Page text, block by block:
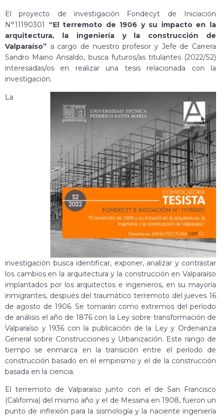
El proyecto de investigación Fondecyt de Iniciación
N°11190301 “El terremoto de 1906 y su impacto en la
arquitectura, la ingeniería y la construcción de
Valparaíso” a cargo de nuestro profesor y Jefe de Carrera
Sandro Maino Ansaldo, busca futuros/as titulantes (2022/S2)
interesadas/os en realizar una tesis relacionada con la
investigación.
La
investigación busca identificar, exponer, analizar y contrastar
los cambios en la arquitectura y la construcción en Valparaíso
implantados por los arquitectos e ingenieros, en su mayoría
inmigrantes, después del traumático terremoto del jueves 16
de agosto de 1906. Se tomarán como extremos del período
de análisis el año de 1876 con la Ley sobre transformación de
Valparaíso y 1936 con la publicación de la Ley y Ordenanza
General sobre Construcciones y Urbanización. Este rango de
tiempo se enmarca en la transición entre el período de
construcción basado en el empirismo y el de la construcción
basada en la ciencia.
El terremoto de Valparaíso junto con el de San Francisco
(California) del mismo año y el de Messina en 1908, fueron un
punto de inflexión para la sismología y la naciente ingeniería